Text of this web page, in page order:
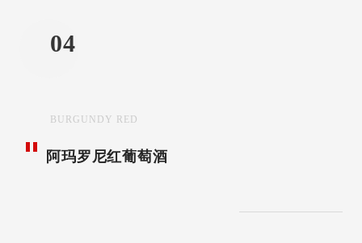
04
BURGUNDY RED
阿玛罗尼红葡萄酒